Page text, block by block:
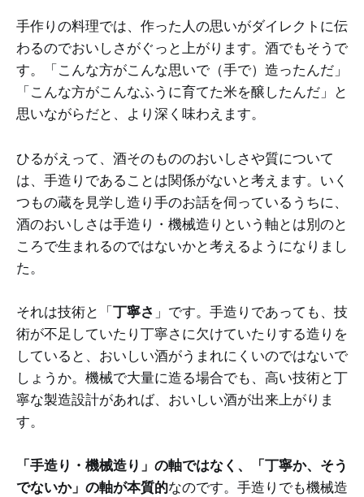
手作りの料理では、作った人の思いがダイレクトに伝
わるのでおいしさがぐっと上がります。酒でもそうで
す。「こんな方がこんな思いで（手で）造ったんだ」
「こんな方がこんなふうに育てた米を醸したんだ」と
思いながらだと、より深く味わえます。
ひるがえって、酒そのもののおいしさや質について
は、手造りであることは関係がないと考えます。いく
つもの蔵を見学し造り手のお話を伺っているうちに、
酒のおいしさは手造り・機械造りという軸とは別のと
ころで生まれるのではないかと考えるようになりまし
た。
それは技術と「丁寧さ 」です。手造りであっても、技
術が不足していたり丁寧さに欠けていたりする造りを
していると、おいしい酒がうまれにくいのではないで
しょうか。機械で大量に造る場合でも、高い技術と丁
寧な製造設計があれば、おいしい酒が出来上がりま
す。
「手造り・機械造り」の軸ではなく、「丁寧か、そう
でないか」の軸が本質的なのです。手造りでも機械造